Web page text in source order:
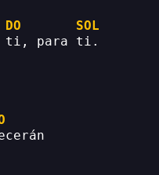
DO
SOL
ti, para ti.